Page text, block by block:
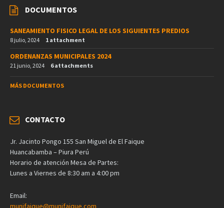
DOCUMENTOS
SANEAMIENTO FISICO LEGAL DE LOS SIGUIENTES PREDIOS
8 julio, 2024 1 attachment
ORDENANZAS MUNICIPALES 2024
21 junio, 2024 6 attachments
MÁS DOCUMENTOS
CONTACTO
Jr. Jacinto Pongo 155 San Miguel de El Faique
Huancabamba – Piura Perú
Horario de atención Mesa de Partes:
Lunes a Viernes de 8:30 am a 4:00 pm
Email: